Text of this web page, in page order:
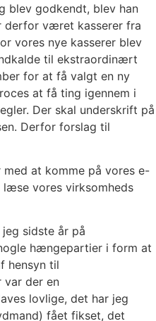
blev godkendt, blev han
derfor været kasserer fra
vores nye kasserer blev
til ekstraordinært
for at få valgt en ny
at få ting igennem i
Der skal underskrift på
Derfor forslag til
at komme på vores e-
læse vores virksomheds
sidste år på
hængepartier i form at
hensyn til
var der en
lovlige, det har jeg
fået fikset, det